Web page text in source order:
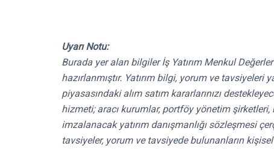
Uyarı Notu:
Burada yer alan bilgiler İş Yatırım Menkul
hazırlanmıştır. Yatırım bilgi, yorum ve tavsiyeleri
piyasasındaki alım satım kararlarınızı
hizmeti; aracı kurumlar, portföy yönetim
imzalanacak yatırım danışmanlığı sözleşmesi
tavsiyeler, yorum ve tavsiyede bulunanların